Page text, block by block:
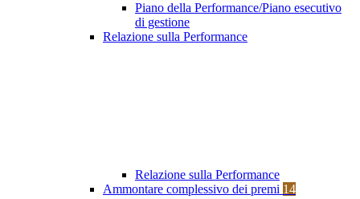
Piano della Performance/Piano esecutivo
di gestione
Relazione sulla Performance
Relazione sulla Performance
Ammontare complessivo dei premi 14